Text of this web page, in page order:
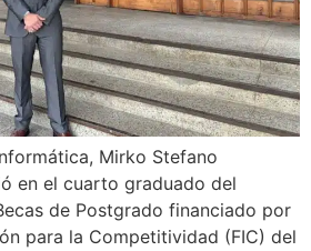
Mirko Stefano
en el cuarto graduado del
de Postgrado financiado por
para la Competitividad (FIC) del